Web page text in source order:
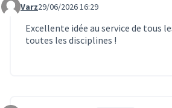
Commentaire 2090
Varz29/06/2026 16:29
Excellente idée au service de tous
toutes les disciplines !